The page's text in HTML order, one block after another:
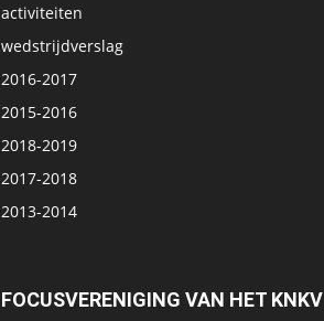
activiteiten
wedstrijdverslag
2016-2017
2015-2016
2018-2019
2017-2018
2013-2014
FOCUSVERENIGING VAN HET KNKV